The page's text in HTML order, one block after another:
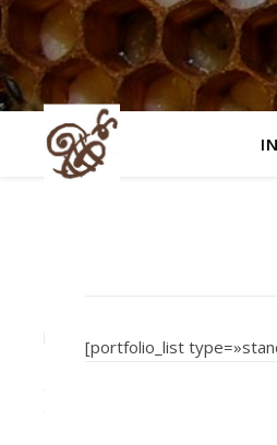
[portfolio_list